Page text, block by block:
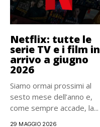
Netflix: tutte le
serie TV e i film in
arrivo a giugno
2026
Siamo ormai prossimi al
sesto mese dell’anno e,
come sempre accade, la...
29 MAGGIO 2026